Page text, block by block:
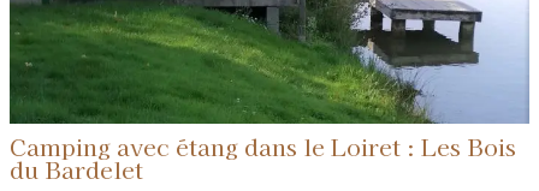
Camping avec étang dans le Loiret : Les Bois
du Bardelet